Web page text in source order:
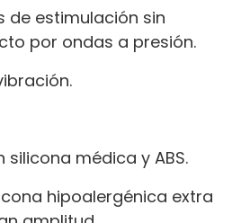
de estimulación sin
por ondas a presión.
silicona médica y ABS.
hipoalergénica extra